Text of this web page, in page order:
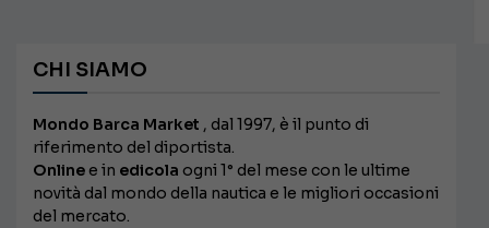
CHI SIAMO
Mondo Barca Market , dal 1997, è il punto di
riferimento del diportista.
Online e in edicola ogni 1° del mese con le ultime
novità dal mondo della nautica e le migliori occasioni
del mercato.